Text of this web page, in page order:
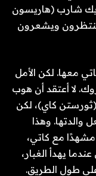
شارب (هاريسون
ويشعرون
معها. لكن الأمل
لا أعتقد أن هوب
كاي)، لكن
والدتها. وهذا
مع كاتي،
يهدأ الغبار،
طول الطريق.